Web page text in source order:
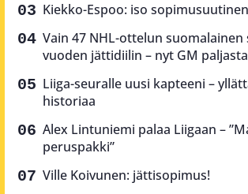
Kiekko-Espoo: iso
Vain 47 NHL-ottelun suomalainen
vuoden jättidiilin – nyt GM
Liiga-seuralle uusi kapteeni –
historiaa
Alex Lintuniemi palaa Liigaan –
peruspakki”
Ville Koivunen: jättisopimus!